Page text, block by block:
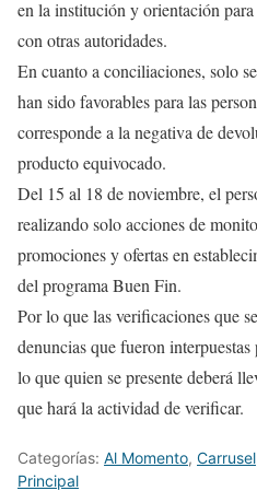
en la institución y orientación
con otras autoridades.
En cuanto a conciliaciones, solo
han sido favorables para las
corresponde a la negativa de
producto equivocado.
Del 15 al 18 de noviembre, el
realizando solo acciones de
promociones y ofertas en
del programa Buen Fin.
Por lo que las verificaciones que
denuncias que fueron
lo que quien se presente deberá
que hará la actividad de verificar.
Categorías: Al Momento, Carrusel
Principal